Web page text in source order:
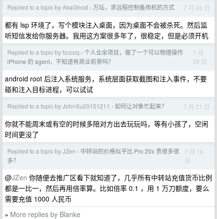
Replied to a topic by AkaGhost › 万坛，求远程控制备用机的方式 7 月 28 日
都有 lsp 环境了，写个模块注入桌面，因为桌面不会被杀死。然后监
听短信发给你服务器。我用这方案很多年了，很稳定，但是必须开机
Replied to a topic by fzuccq › 个人业余项目，做了一个可以物理操作
iPhone 的 agent，不知道有商业前景吗？
7 月
28 日
android root 后注入系统服务，系统层面获取截图和注入事件，不要
碰和注入目标进程，可以试试
Replied to a topic by JohnXu20151211 › 如何让对象忙起来？ 7 月 21 日
你就不能周末或有空的时候多陪对方出去玩玩吗，等有小孩了，空闲
时间更没了
Replied to a topic by JZen › 中转站的价格似乎比 Pro 20x 贵很多很
多？
7 月 16
日
@JZen 你随便去推广区看下就知道了，几乎所有中转站充值货币比例
都是一比一，然后再用倍率算。比如倍率 0.1 ，用 1 万刀额度，要么
需要充值 1000 人民币
» More replies by Blanke